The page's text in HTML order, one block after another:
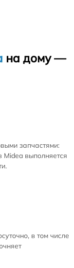
на дому —
запчастями:
выполняется
в том числе